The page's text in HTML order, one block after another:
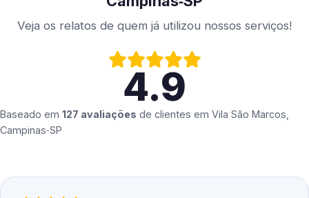
Veja os relatos de quem já utilizou nossos serviços!
4.9
Baseado em 127 avaliações de clientes em Vila São Marcos,
Campinas‑SP